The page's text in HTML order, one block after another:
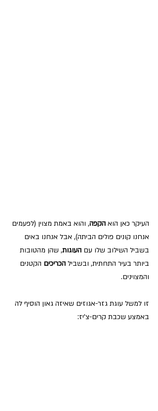
העיקר כאן הוא הקפה, והוא באמת מצוין (לפעמים
אנחנו קונים פולים הביתה), אבל אנחנו באים
בשביל השילוב שלו עם העוגות, שהן מהטובות
ביותר בעיר התחתית, ובשביל הכריכים הקטנים
והמצוינים.
זו למשל עוגת גזר-אגוזים שאיזה גאון הוסיף לה
באמצע שכבת קרים-צ'יז: